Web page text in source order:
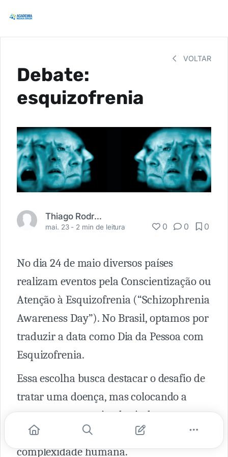
VOLTAR
Debate:
esquizofrenia
Thiago Rodrigo
mai. 23 - 2 min de leitura 0 0 0
No dia 24 de maio diversos países
realizam eventos pela Conscientização ou
Atenção à Esquizofrenia (“Schizophrenia
Awareness Day”). No Brasil, optamos por
traduzir a data como Dia da Pessoa com
Esquizofrenia.
Essa escolha busca destacar o desafio de
tratar uma doença, mas colocando a
pessoa que necessita de ajuda e suporte
em destaque, em toda a sua
complexidade humana.